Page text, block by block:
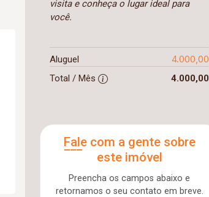
visita e conheça o lugar ideal para
você.
Aluguel 4.000,00
Total / Mês 4.000,00
Fale com a gente sobre
este imóvel
Preencha os campos abaixo e
retornamos o seu contato em breve.